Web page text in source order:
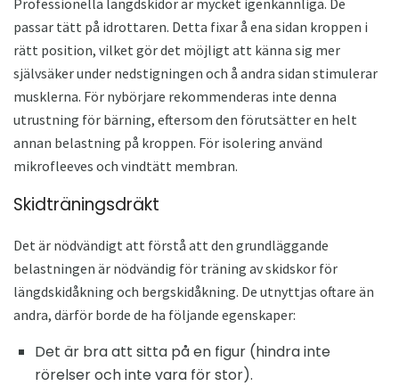
passar tätt på idrottaren. Detta fixar å ena sidan kroppen i
rätt position, vilket gör det möjligt att känna sig mer
självsäker under nedstigningen och å andra sidan stimulerar
musklerna. För nybörjare rekommenderas inte denna
utrustning för bärning, eftersom den förutsätter en helt
annan belastning på kroppen. För isolering använd
mikrofleeves och vindtätt membran.
Skidträningsdräkt
Det är nödvändigt att förstå att den grundläggande
belastningen är nödvändig för träning av skidskor för
längdskidåkning och bergskidåkning. De utnyttjas oftare än
andra, därför borde de ha följande egenskaper:
Det är bra att sitta på en figur (hindra inte
rörelser och inte vara för stor).